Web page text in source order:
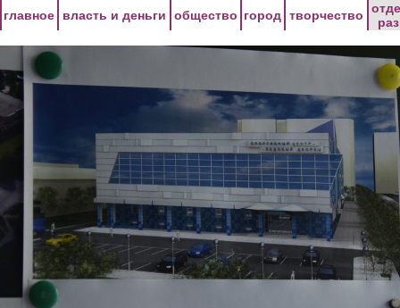
главное власть и деньги общество город творчество